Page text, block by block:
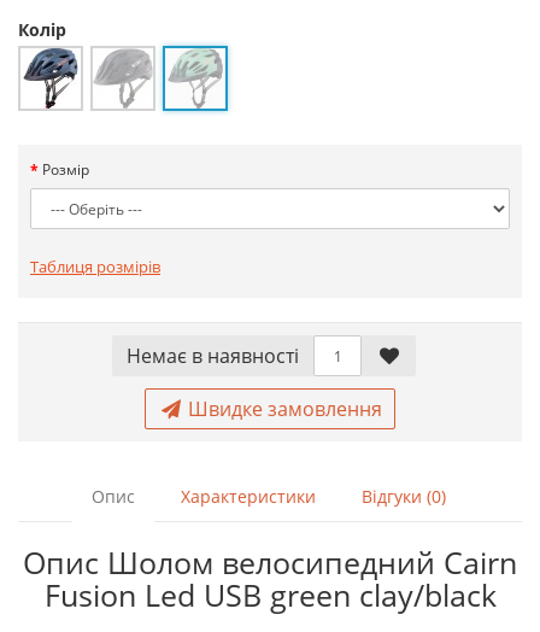
Колір
Розмір
Таблиця розмірів
Немає в наявностi
Швидке замовлення
Опис Характеристики Відгуки (0)
Опис Шолом велосипедний Cairn
Fusion Led USB green clay/black